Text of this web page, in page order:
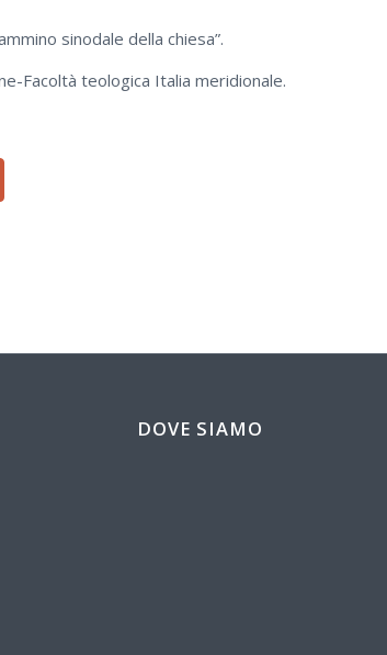
sinodale della chiesa”.
Facoltà teologica Italia meridionale.
DOVE SIAMO